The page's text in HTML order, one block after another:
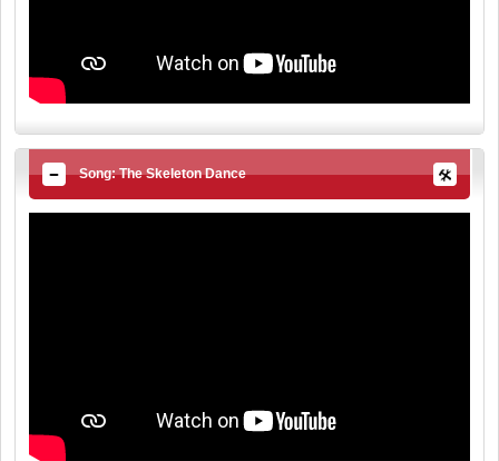
Song: The Skeleton Dance